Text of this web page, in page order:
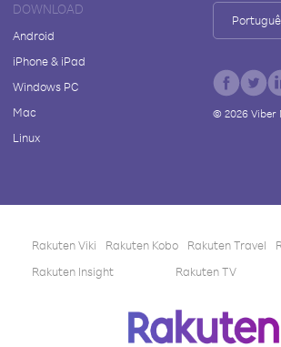
DOWNLOAD
Android
iPhone & iPad
Windows PC
Mac
Linux
© 2026Viber
Rakuten Viki Rakuten Kobo Rakuten Travel
Rakuten Insight
Rakuten TV